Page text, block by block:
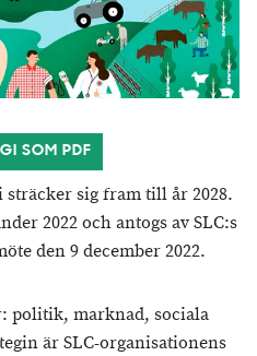
SOM PDF
sig fram till år 2028.
2022 och antogs av SLC:s
den 9 december 2022.
politik, marknad, sociala
är SLC-organisationens